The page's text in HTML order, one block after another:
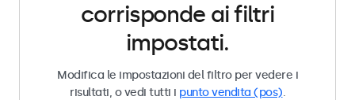
corrisponde ai filtri
impostati.
Modifica le impostazioni del filtro per vedere i
risultati, o vedi tutti i punto vendita (pos).